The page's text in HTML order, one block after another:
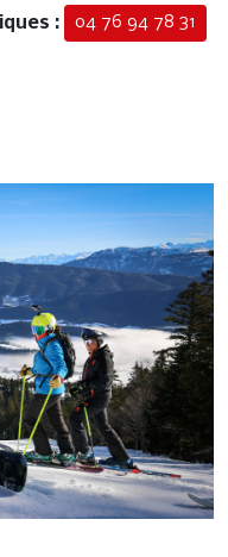
: 04 76 94 78 31